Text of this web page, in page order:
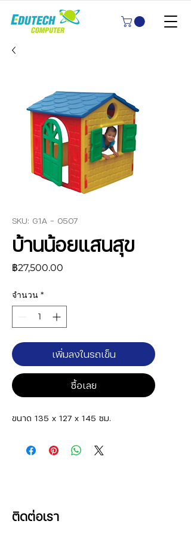
SKU: G1A - 0507
บ้านน้อยแสนสุข
฿27,500.00
จำนวน *
เพิ่มลงในรถเข็น
ซื้อเลย
ขนาด 135 x 127 x 145 ซม.
ติดต่อเรา